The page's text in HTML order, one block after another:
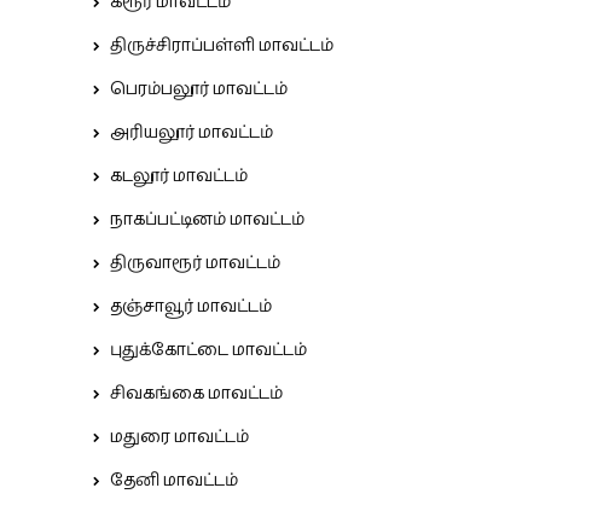
திருச்சிராப்பள்ளி மாவட்டம்
பெரம்பலூர் மாவட்டம்
அரியலூர் மாவட்டம்
கடலூர் மாவட்டம்
நாகப்பட்டினம் மாவட்டம்
திருவாரூர் மாவட்டம்
தஞ்சாவூர் மாவட்டம்
புதுக்கோட்டை மாவட்டம்
சிவகங்கை மாவட்டம்
மதுரை மாவட்டம்
தேனி மாவட்டம்